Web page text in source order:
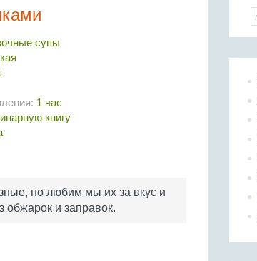
супы
1 час
книгу
но любим мы их за вкус и
обжарок и заправок.